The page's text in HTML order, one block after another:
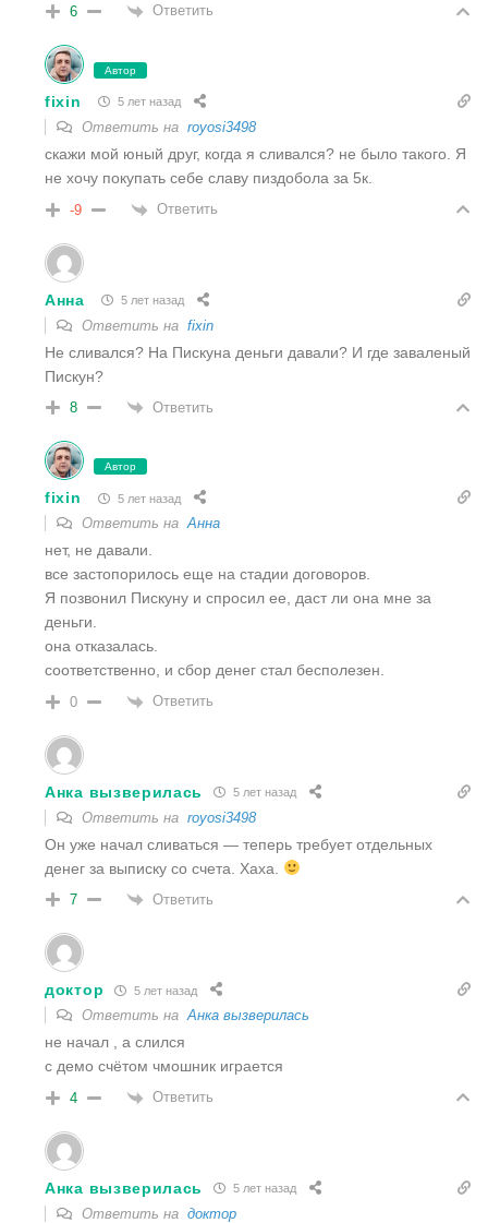
6 Ответить
Автор
fixin 5 лет назад
Ответить на royosi3498
скажи мой юный друг, когда я сливался? не было такого. Я
не хочу покупать себе славу пиздобола за 5к.
-9 Ответить
Анна 5 лет назад
Ответить на fixin
Не сливался? На Пискуна деньги давали? И где заваленый
Пискун?
8 Ответить
Автор
fixin 5 лет назад
Ответить наАнна
нет, не давали.
все застопорилось еще на стадии договоров.
Я позвонил Пискуну и спросил ее, даст ли она мне за
деньги.
она отказалась.
соответственно, и сбор денег стал бесполезен.
0 Ответить
Анка вызверилась 5 лет назад
Ответить на royosi3498
Он уже начал сливаться — теперь требует отдельных
денег за выписку со счета. Хаха.
7 Ответить
доктор 5 лет назад
Ответить наАнка вызверилась
не начал , а слился
с демо счётом чмошник играется
4 Ответить
Анка вызверилась 5 лет назад
Ответить на доктор